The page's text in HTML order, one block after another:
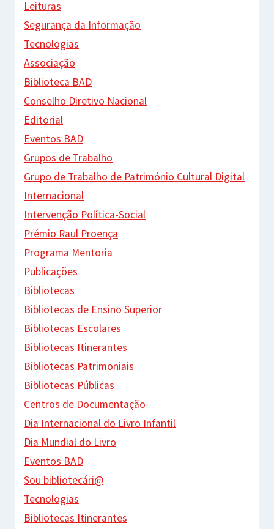
Leituras
Segurança da Informação
Tecnologias
Associação
Biblioteca BAD
Conselho Diretivo Nacional
Editorial
Eventos BAD
Grupos de Trabalho
Grupo de Trabalho de Património Cultural Digital
Internacional
Intervenção Política-Social
Prémio Raul Proença
Programa Mentoria
Publicações
Bibliotecas
Bibliotecas de Ensino Superior
Bibliotecas Escolares
Bibliotecas Itinerantes
Bibliotecas Patrimoniais
Bibliotecas Públicas
Centros de Documentação
Dia Internacional do Livro Infantil
Dia Mundial do Livro
Eventos BAD
Sou bibliotecári@
Tecnologias
Bibliotecas Itinerantes